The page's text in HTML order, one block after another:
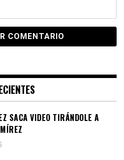
SACA VIDEO TIRÁNDOLE A